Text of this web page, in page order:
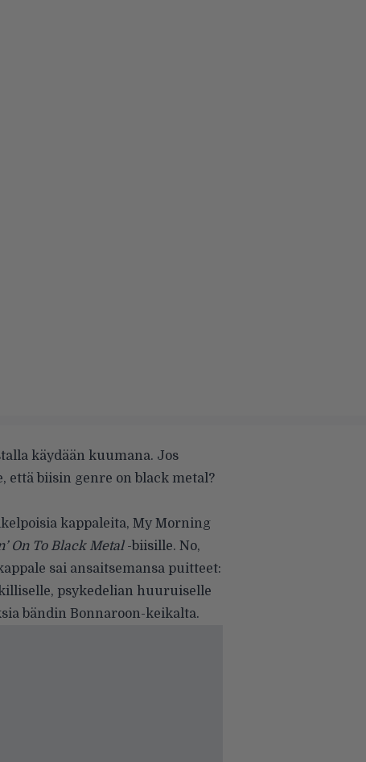
käydään kuumana. Jos
että biisin genre on black metal?
kappaleita, My Morning
On To Black Metal -biisille. No,
sai ansaitsemansa puitteet:
psykedelian huuruiselle
bändin Bonnaroon-keikalta.